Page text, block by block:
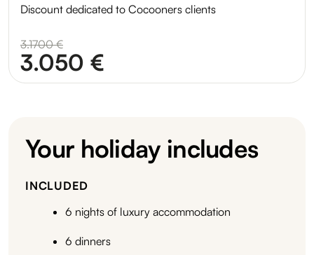
Discount dedicated to Cocooners clients
3.1700 €
3.050 €
Your holiday includes
INCLUDED
6 nights of luxury accommodation
6 dinners